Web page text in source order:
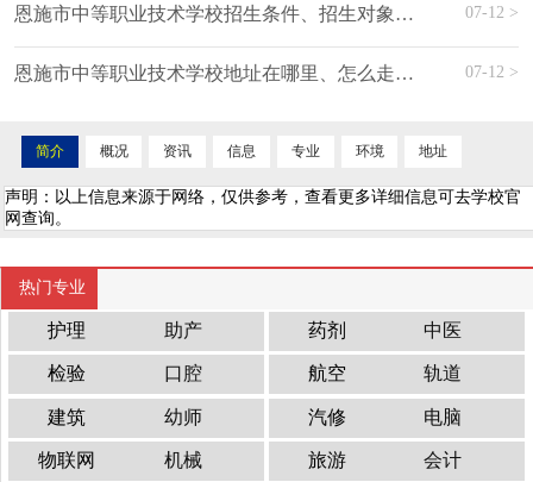
恩施市中等职业技术学校招生条件、招生对象、招生分数 07-12 >
恩施市中等职业技术学校地址在哪里、怎么走、乘车路线 07-12 >
简介 概况 资讯 信息 专业 环境 地址
声明：以上信息来源于网络，仅供参考，查看更多详细信息可去学校官
网查询。
热门专业
护理 助产 药剂 中医
检验 口腔 航空 轨道
建筑 幼师 汽修 电脑
物联网 机械 旅游 会计